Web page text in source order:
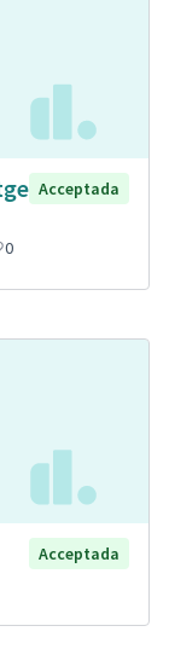
Acceptada
0
Acceptada